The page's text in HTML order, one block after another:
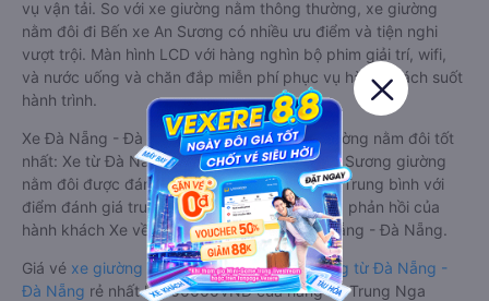
vụ vận tải. So với xe giường nằm thông thường, xe giường
nằm đôi đi Bến xe An Sương có nhiều ưu điểm và tiện nghi
vượt trội. Màn hình LCD với hàng nghìn bộ phim giải trí, wifi,
và nước uống và chăn đắp miễn phí phục vụ hành khách suốt
hành trình.
Xe Đà Nẵng - Đà Nẵng Bến xe An Sương giường nằm đôi tốt
nhất: Xe từ Đà Nẵng - Đà Nẵng đi Bến xe An Sương giường
nằm đôi được đánh giá chung có chất lượng Trung bình với
điểm đánh giá trung bình từ 0.0/5 dựa trên 0 phản hồi của
hành khách Xe về Bến xe An Sương từ Đà Nẵng - Đà Nẵng.
Giá vé xe giường nằm đôi đi Bến xe An Sương từ Đà Nẵng -
Đà Nẵng rẻ nhất là 800000VND của hãng xe Trung Nga